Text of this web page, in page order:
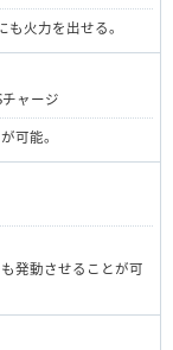
火力を出せる。
チャージ
可能。
発動させることが可